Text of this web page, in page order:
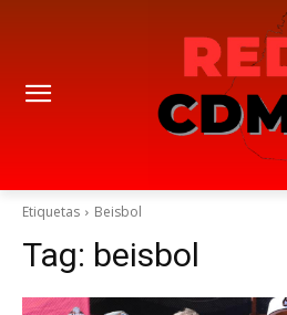
Etiquetas Beisbol
Tag: beisbol